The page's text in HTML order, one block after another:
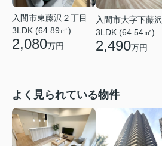
入間市東藤沢２丁目
3LDK (64.89㎡)
2,080万円
入間市大字下藤沢
3LDK (64.54㎡)
2,490万円
よく見られている物件